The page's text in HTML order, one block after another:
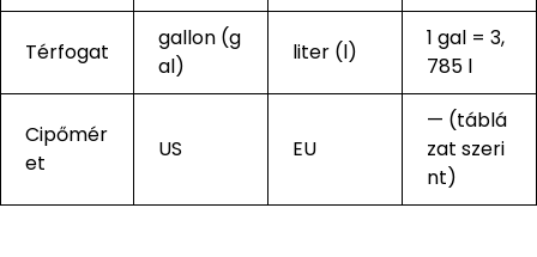
Térfogat
gallon (g
al)
liter (l)
1 gal = 3,
785 l
Cipőmér
et
US EU
— (táblá
zat szeri
nt)